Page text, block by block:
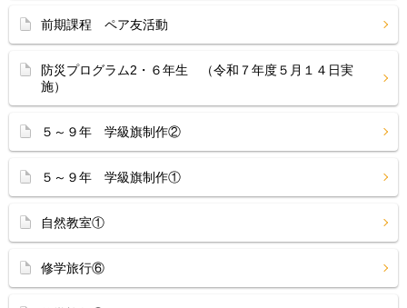
前期課程 ペア友活動
防災プログラム2・６年生 （令和７年度５月１４日実
施）
５～９年 学級旗制作②
５～９年 学級旗制作①
自然教室①
修学旅行⑥